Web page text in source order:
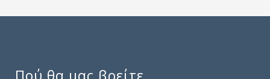
Πού θα μας βρείτε